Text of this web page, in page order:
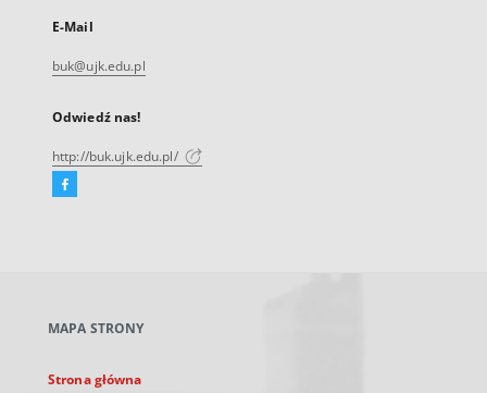
E-Mail
buk@ujk.edu.pl
Odwiedź nas!
http://buk.ujk.edu.pl/
Facebook
karcie
MAPA STRONY
Strona główna